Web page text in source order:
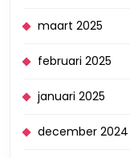
maart 2025
februari 2025
januari 2025
december 2024